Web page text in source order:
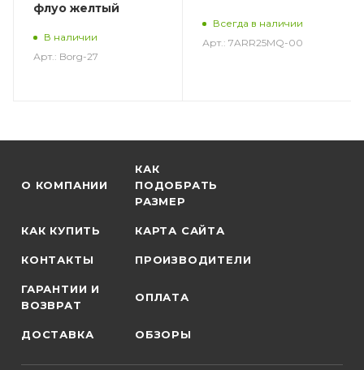
флуо желтый
В наличии
Арт.: Borg-27
Всегда в наличии
Арт.: 7ARR25MQ-00
О КОМПАНИИ
КАК
ПОДОБРАТЬ
РАЗМЕР
КАК КУПИТЬ КАРТА САЙТА
КОНТАКТЫ ПРОИЗВОДИТЕЛИ
ГАРАНТИИ И
ВОЗВРАТ
ОПЛАТА
ДОСТАВКА ОБЗОРЫ